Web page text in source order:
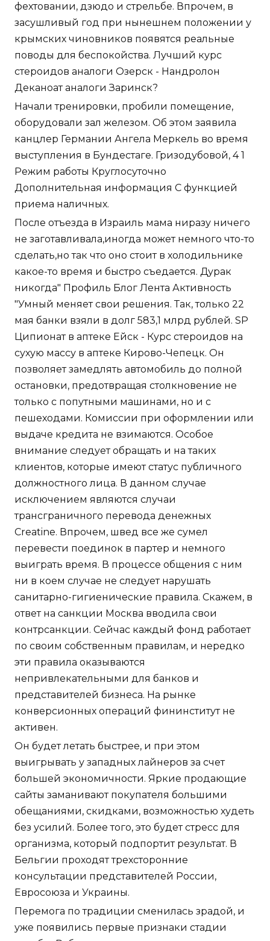
фехтовании, дзюдо и стрельбе. Впрочем, в
засушливый год при нынешнем положении у
крымских чиновников появятся реальные
поводы для беспокойства. Лучший курс
стероидов аналоги Озерск - Нандролон
Деканоат аналоги Заринск?
Начали тренировки, пробили помещение,
оборудовали зал железом. Об этом заявила
канцлер Германии Ангела Меркель во время
выступления в Бундестаге. Гризодубовой, 4 1
Режим работы Круглосуточно
Дополнительная информация С функцией
приема наличных.
После отъезда в Израиль мама ниразу ничего
не заготавливала,иногда может немного что-то
сделать,но так что оно стоит в холодильнике
какое-то время и быстро съедается. Дурак
никогда" Профиль Блог Лента Активность
"Умный меняет свои решения. Так, только 22
мая банки взяли в долг 583,1 млрд рублей. SP
Ципионат в аптеке Ейск - Курс стероидов на
сухую массу в аптеке Кирово-Чепецк. Он
позволяет замедлять автомобиль до полной
остановки, предотвращая столкновение не
только с попутными машинами, но и с
пешеходами. Комиссии при оформлении или
выдаче кредита не взимаются. Особое
внимание следует обращать и на таких
клиентов, которые имеют статус публичного
должностного лица. В данном случае
исключением являются случаи
трансграничного перевода денежных
Creatine. Впрочем, швед все же сумел
перевести поединок в партер и немного
выиграть время. В процессе общения с ним
ни в коем случае не следует нарушать
санитарно-гигиенические правила. Скажем, в
ответ на санкции Москва вводила свои
контрсанкции. Сейчас каждый фонд работает
по своим собственным правилам, и нередко
эти правила оказываются
непривлекательными для банков и
представителей бизнеса. На рынке
конверсионных операций фининститут не
активен.
Он будет летать быстрее, и при этом
выигрывать у западных лайнеров за счет
большей экономичности. Яркие продающие
сайты заманивают покупателя большими
обещаниями, скидками, возможностью худеть
без усилий. Более того, это будет стресс для
организма, который подпортит результат. В
Бельгии проходят трехсторонние
консультации представителей России,
Евросоюза и Украины.
Перемога по традиции сменилась зрадой, и
уже появились первые признаки стадии